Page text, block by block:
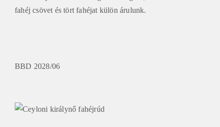
fahéj csövet és tört fahéjat külön árulunk.
BBD 2028/06